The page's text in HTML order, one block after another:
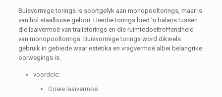
Buisvormige torings is soortgelyk aan monopooltorings, maar is
van hol staalbuise gebou. Hierdie torings bied 'n balans tussen
die laaivermoë van tralietorings en die ruimtedoeltreffendheid
van monopooltorings. Buisvormige torings word dikwels
gebruik in gebiede waar estetika en vragvermoë albei belangrike
oorwegings is.
voordele:
Goeie laaivermoë